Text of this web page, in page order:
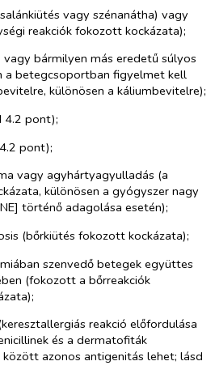
vagy szénanátha) vagy
reakciók fokozott kockázata);
bármilyen más eredetű súlyos
a betegcsoportban figyelmet kell
különösen a káliumbevitelre);
4.2 pont);
pont);
vagy agyhártyagyulladás (a
különösen a gyógyszer nagy
történő adagolása esetén);
(bőrkiütés fokozott kockázata);
szenvedő betegek együttes
(fokozott a bőrreakciók
reakció előfordulása
és a dermatofiták
azonos antigenitás lehet; lásd